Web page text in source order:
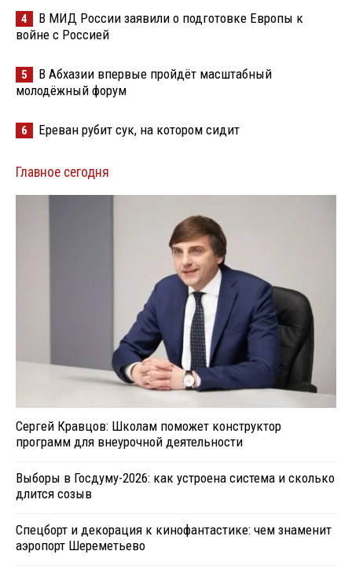
4
В МИД России заявили о подготовке Европы к
войне с Россией
5
В Абхазии впервые пройдёт масштабный
молодёжный форум
6 Ереван рубит сук, на котором сидит
Главное сегодня
Сергей Кравцов: Школам поможет конструктор
программ для внеурочной деятельности
Выборы в Госдуму-2026: как устроена система и сколько
длится созыв
Спецборт и декорация к кинофантастике: чем знаменит
аэропорт Шереметьево